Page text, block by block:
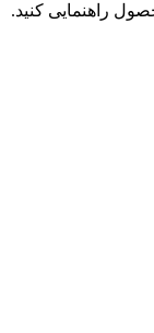
راهنمایی کنید.